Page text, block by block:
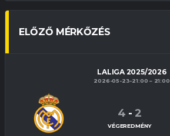
ELŐZŐ MÉRKŐZÉS
LALIGA 2025/2026
2026-05-23-21:00 21:00
4 - 2
VÉGEREDMÉNY